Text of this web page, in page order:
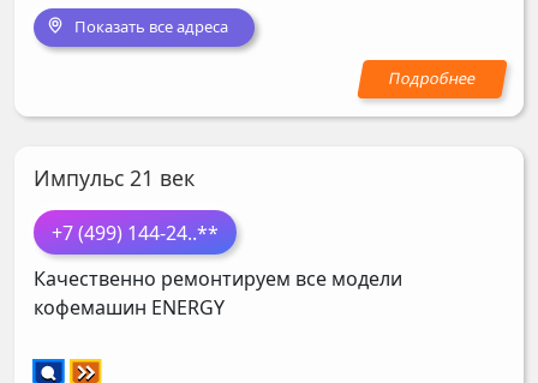
Показать все адреса
Импульс 21 век
+7 (499) 144-24..**
Качественно ремонтируем все модели
кофемашин ENERGY